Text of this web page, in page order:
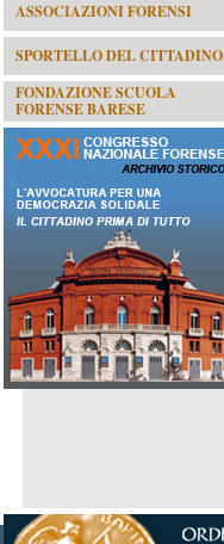
ASSOCIAZIONI FORENSI
SPORTELLO DEL CITTADINO
FONDAZIONE SCUOLA
FORENSE BARESE